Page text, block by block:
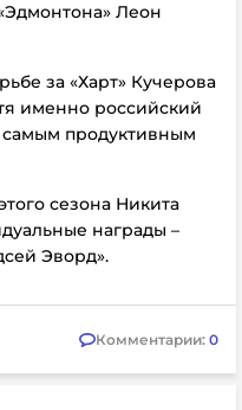
Леон
за «Харт» Кучерова
именно российский
продуктивным
сезона Никита
награды –
Эворд».
Комментарии: 0